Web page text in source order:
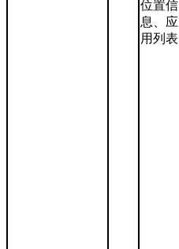
位置信
息、应
用列表